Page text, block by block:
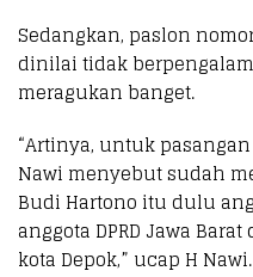
Sedangkan, paslon
dinilai tidak
meragukan banget.
“Artinya, untuk
Nawi menyebut sudah
Budi Hartono itu dulu
anggota DPRD Jawa
kota Depok,” ucap H Nawi.